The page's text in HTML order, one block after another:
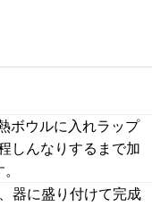
ボウルに入れラップ
しんなりするまで加
器に盛り付けて完成